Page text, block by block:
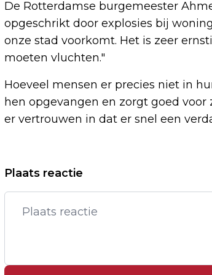
De Rotterdamse burgemeester
opgeschrikt door explosies bij
onze stad voorkomt. Het is zeer
moeten vluchten."
Hoeveel mensen er precies niet in
hen opgevangen en zorgt goed
er vertrouwen in dat er snel een
Vorig artikel
VOORMALIGE NOORD-IERSE
ONTKENT SCHULD IN
Plaats reactie